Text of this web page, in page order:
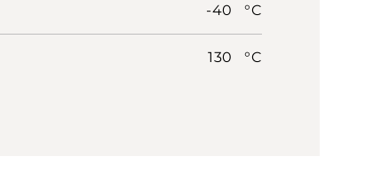
-40 °C
130 °C